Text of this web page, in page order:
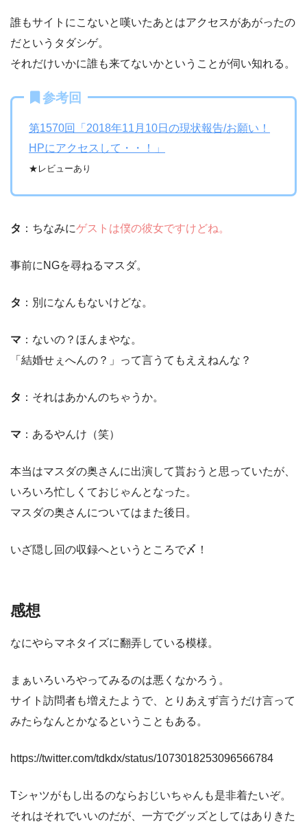
誰もサイトにこないと嘆いたあとはアクセスがあがったの
だというタダシゲ。
それだけいかに誰も来てないかということが伺い知れる。
参考回
第1570回「2018年11月10日の現状報告/お願い！
HPにアクセスして・・！」
★レビューあり
タ ：ちなみにゲストは僕の彼女ですけどね。
事前にNGを尋ねるマスダ。
タ ：別になんもないけどな。
マ ：ないの？ほんまやな。
「結婚せぇへんの？」って言うてもええねんな？
タ ：それはあかんのちゃうか。
マ ：あるやんけ（笑）
本当はマスダの奥さんに出演して貰おうと思っていたが、
いろいろ忙しくておじゃんとなった。
マスダの奥さんについてはまた後日。
いざ隠し回の収録へというところで〆！
感想
なにやらマネタイズに翻弄している模様。
まぁいろいろやってみるのは悪くなかろう。
サイト訪問者も増えたようで、とりあえず言うだけ言って
みたらなんとかなるということもある。
https://twitter.com/tdkdx/status/1073018253096566784
Tシャツがもし出るのならおじいちゃんも是非着たいぞ。
それはそれでいいのだが、一方でグッズとしてはありきた